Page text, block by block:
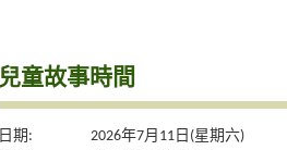
兒童故事時間
日期:
2026年7月11日(星期六)